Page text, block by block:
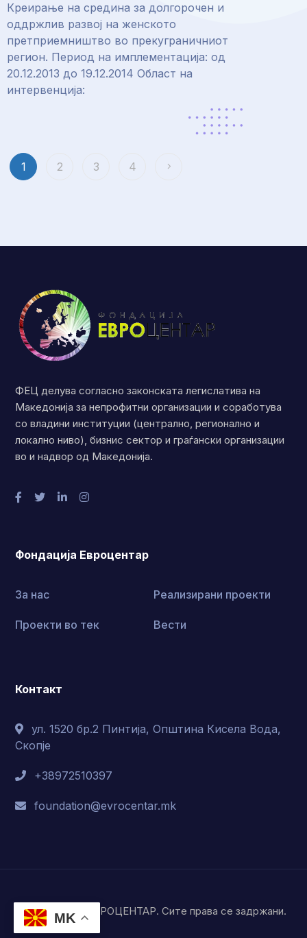
Креирање на средина за долгорочен и
оддржлив развој на женското
претприемништво во прекуграничниот
регион. Период на имплементација: од
20.12.2013 до 19.12.2014 Област на
интервенција:
1 2 3 4
ФЕЦ делува согласно законската легислатива на
Македонија за непрофитни организации и соработува
со владини институции (централно, регионално и
локално ниво), бизнис сектор и граѓански организации
во и надвор од Македонија.
Фондација Евроцентар
За нас Реализирани проекти
Проекти во тек Вести
Контакт
ул. 1520 бр.2 Пинтија, Општина Кисела Вода,
Скопје
+38972510397
foundation@evrocentar.mk
© Фондација ЕВРОЦЕНТАР. Сите права се задржани.
MK